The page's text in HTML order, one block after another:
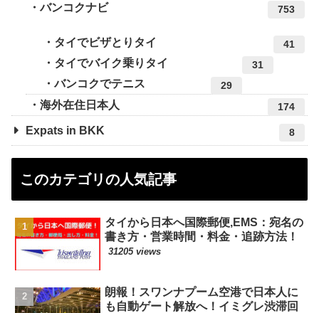
バンコクナビ 753
タイでビザとりタイ 41
タイでバイク乗りタイ 31
バンコクでテニス 29
海外在住日本人 174
Expats in BKK 8
このカテゴリの人気記事
タイから日本へ国際郵便,EMS：宛名の
書き方・営業時間・料金・追跡方法！
31205 views
朗報！スワンナプーム空港で日本人に
も自動ゲート解放へ！イミグレ渋滞回